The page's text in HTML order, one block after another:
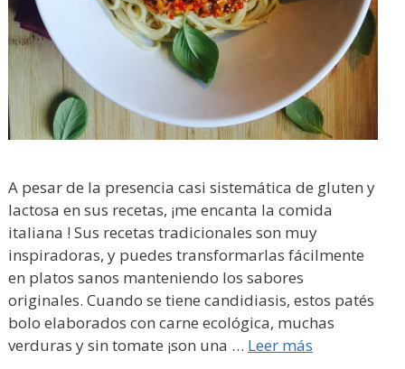
A pesar de la presencia casi sistemática de gluten y
lactosa en sus recetas, ¡me encanta la comida
italiana ! Sus recetas tradicionales son muy
inspiradoras, y puedes transformarlas fácilmente
en platos sanos manteniendo los sabores
originales. Cuando se tiene candidiasis, estos patés
bolo elaborados con carne ecológica, muchas
verduras y sin tomate ¡son una … Leer más